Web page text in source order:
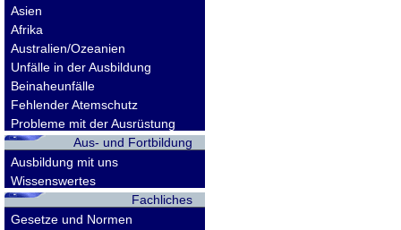
Asien
Afrika
Australien/Ozeanien
Unfälle in der Ausbildung
Beinaheunfälle
Fehlender Atemschutz
Probleme mit der Ausrüstung
Aus- und Fortbildung
Ausbildung mit uns
Wissenswertes
Fachliches
Gesetze und Normen